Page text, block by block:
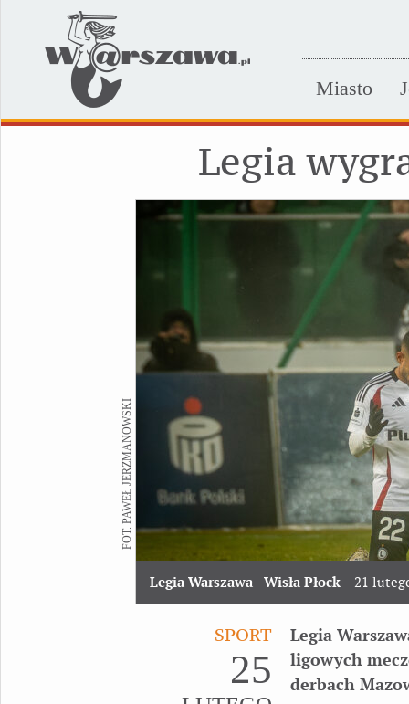
Miasto
Legia
Legia Warszawa - Wisła Płock – 21
FOT. PAWEŁ JERZMANOWSKI
SPORT
25
Legia
ligowych
derbach